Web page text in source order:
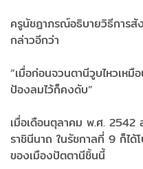
ครูนัชฎาภรณ์อธิบายวิธีการสั
กล่าวอีกว่า
“เมื่อก่อนจวนตานีวูบไหวเหมื
ป้องลมไว้ก็คงดับ”
เมื่อเดือนตุลาคม พ.ศ. 2542
ราชินีนาถ ในรัชกาลที่ 9 ก็ไ
ของเมืองปัตตานีชิ้นนี้